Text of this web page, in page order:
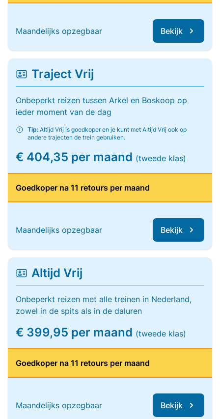
Maandelijks opzegbaar Bekijk
Traject Vrij
Onbeperkt reizen tussen Arkel en Boskoop op
ieder moment van de dag
Tip: Altijd Vrij is goedkoper en je kunt met Altijd Vrij ook op
andere trajecten de trein gebruiken.
€ 404,35 per maand (tweede klas)
Goedkoper na 11 retours per maand
Maandelijks opzegbaar Bekijk
Altijd Vrij
Onbeperkt reizen met alle treinen in Nederland,
zowel in de spits als in de daluren
€ 399,95 per maand (tweede klas)
Goedkoper na 11 retours per maand
Maandelijks opzegbaar Bekijk